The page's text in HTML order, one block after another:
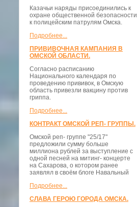
Казачьи наряды присоединились к
охране общественной безопасности
к полицейским патрулям Омска.
Подробнее...
ПРИВИВОЧНАЯ КАМПАНИЯ В
ОМСКОЙ ОБЛАСТИ.
Согласно расписанию
Национального календаря по
проведению прививок, в Омскую
область привезли вакцину против
гриппа.
Подробнее...
КОНТРАКТ ОМСКОЙ РЕП- ГРУППЫ.
Омской реп- группе "25/17"
предложили сумму больше
миллиона рублей за выступление с
одной песней на митинг- концерте
на Сахарова, о котором ранее
заявлял в своём блоге Навальный
Подробнее...
СЛАВА ГЕРОЮ ГОРОДА ОМСКА.